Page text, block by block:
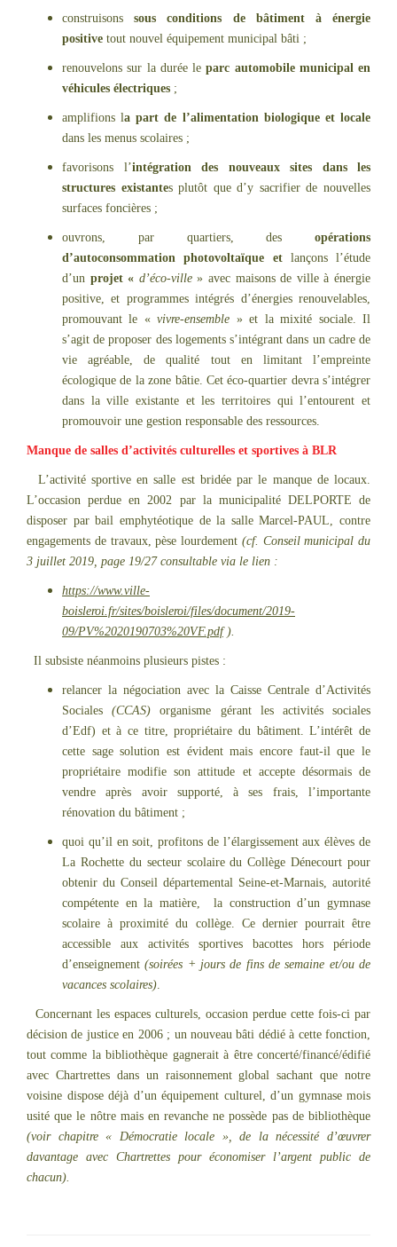
construisons sous conditions de bâtiment à énergie
positive tout nouvel équipement municipal bâti ;
renouvelons sur la durée leparc automobile municipal en
véhicules électriques ;
amplifions la part de l’alimentation biologique et locale
dans les menus scolaires ;
favorisons l’intégration des nouveaux sites dans les
structures existantes plutôt que d’y sacrifier de nouvelles
surfaces foncières ;
ouvrons, par quartiers, des opérations
d’autoconsommation photovoltaïque et lançons l’étude
d’un projet « d’éco-ville » avec maisons de ville à énergie
positive, et programmes intégrés d’énergies renouvelables,
promouvant le «vivre-ensemble » et la mixité sociale. Il
s’agit de proposer des logements s’intégrant dans un cadre de
vie agréable, de qualité tout en limitant l’empreinte
écologique de la zone bâtie. Cet éco-quartier devra s’intégrer
dans la ville existante et les territoires qui l’entourent et
promouvoir une gestion responsable des ressources.
Manque de salles d’activités culturelles et sportives à BLR
L’activité sportive en salle est bridée par le manque de locaux.
L’occasion perdue en 2002 par la municipalité DELPORTE de
disposer par bail emphytéotique de la salle Marcel-PAUL, contre
engagements de travaux, pèse lourdement (cf. Conseil municipal du
3 juillet 2019, page 19/27 consultable via le lien :
https://www.ville-
boisleroi.fr/sites/boisleroi/files/document/2019-
09/PV%2020190703%20VF.pdf).
Il subsiste néanmoins plusieurs pistes :
relancer la négociation avec la Caisse Centrale d’Activités
Sociales(CCAS)organisme gérant les activités sociales
d’Edf) et à ce titre, propriétaire du bâtiment. L’intérêt de
cette sage solution est évident mais encore faut-il que le
propriétaire modifie son attitude et accepte désormais de
vendre après avoir supporté, à ses frais, l’importante
rénovation du bâtiment ;
quoi qu’il en soit, profitons de l’élargissement aux élèves de
La Rochette du secteur scolaire du Collège Dénecourt pour
obtenir du Conseil départemental Seine-et-Marnais, autorité
compétente en la matière, la construction d’un gymnase
scolaire à proximité du collège. Ce dernier pourrait être
accessible aux activités sportives bacottes hors période
d’enseignement(soirées + jours de fins de semaine et/ou de
vacances scolaires).
Concernant les espaces culturels, occasion perdue cette fois-ci par
décision de justice en 2006 ; un nouveau bâti dédié à cette fonction,
tout comme la bibliothèque gagnerait à être concerté/financé/édifié
avec Chartrettes dans un raisonnement global sachant que notre
voisine dispose déjà d’un équipement culturel, d’un gymnase mois
usité que le nôtre mais en revanche ne possède pas de bibliothèque
(voir chapitre « Démocratie locale », de la nécessité d’œuvrer
davantage avec Chartrettes pour économiser l’argent public de
chacun).